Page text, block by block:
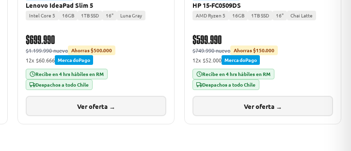
Lenovo IdeaPad Slim 5
Intel Core 5 16GB 1TB SSD 16" Luna Gray
$699.990
$1.199.990 nuevo Ahorras $500.000
12x $60.666 MercadoPago
Recibe en 4 hrs hábiles en RM
Despachos a todo Chile
Ver oferta →
HP 15-FC0509DS
AMD Ryzen 5 16GB 1TB SSD 16" Chai Latte
$599.990
$749.990 nuevo Ahorras $150.000
12x $52.000 MercadoPago
Recibe en 4 hrs hábiles en RM
Despachos a todo Chile
Ver oferta →